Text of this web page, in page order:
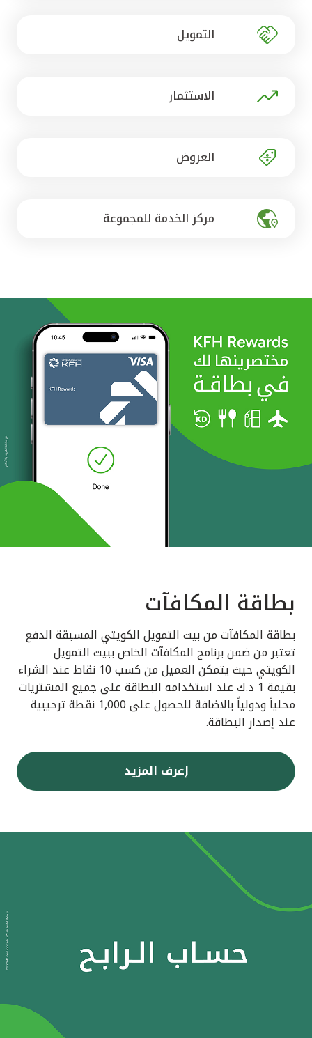
مصر
التمويل
الاستثمار
العروض
مركز الخدمة للمجموعة
بطاقة المكافآت
بطاقة المكافآت من بيت التمويل الكويتي المسبقة الدفع
تعتبر من ضمن برنامج المكافآت الخاص ببيت التمويل
الكويتي حيث يتمكن العميل من كسب 10 نقاط عند الشراء
بقيمة 1 د.ك عند استخدامه البطاقة على جميع المشتريات
محلياً ودولياً بالاضافة للحصول على 1,000 نقطة ترحيبية
عند إصدار البطاقة.
إعرف المزيد